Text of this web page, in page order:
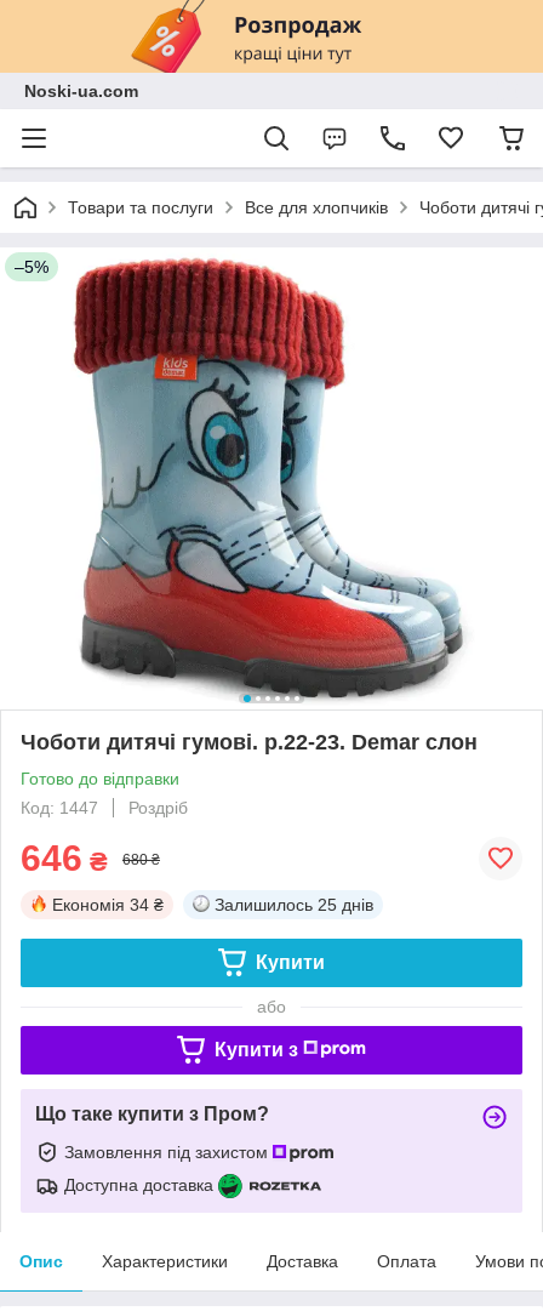
Noski-ua.com
Товари та послуги Все для хлопчиків Чоботи дитячі
–5%
Чоботи дитячі гумові. р.22-23. Demar слон
Готово до відправки
Код: 1447
Роздріб
646 ₴ 680 ₴
Економія 34 ₴ Залишилось 25 днів
Купити
або
Купити з
Що таке купити з Пром?
Замовлення під захистом
Доступна доставка
Опис Характеристики Доставка Оплата Умови